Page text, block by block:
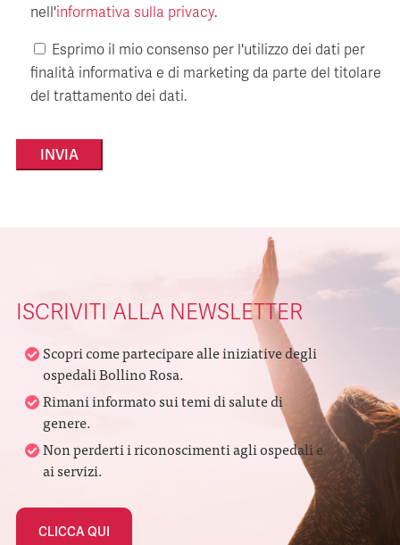
nell'informativa sulla privacy.
Esprimo il mio consenso per l'utilizzo dei dati per
finalità informativa e di marketing da parte del titolare
del trattamento dei dati.
ISCRIVITI ALLA NEWSLETTER
Scopri come partecipare alle iniziative degli
ospedali Bollino Rosa.
Rimani informato sui temi di salute di
genere.
Non perderti i riconoscimenti agli ospedali e
ai servizi.
CLICCA QUI